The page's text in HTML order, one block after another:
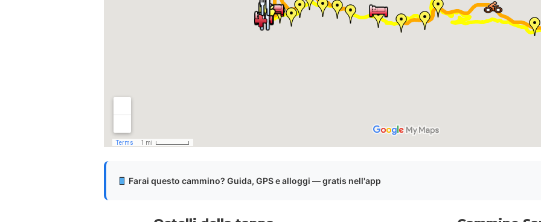
Farai questo cammino? Guida, GPS e alloggi — gratis nell'app